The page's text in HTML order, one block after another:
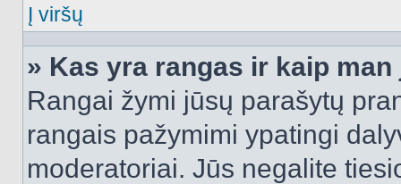
Į viršų
» Kas yra rangas ir kaip
Rangai žymi jūsų parašytų
rangais pažymimi ypatingi
moderatoriai. Jūs negalite